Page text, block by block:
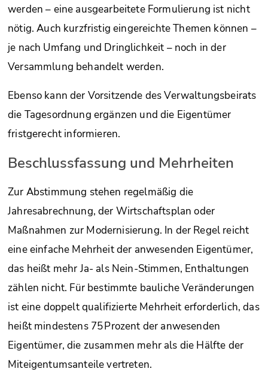
werden – eine ausgearbeitete Formulierung ist nicht
nötig. Auch kurzfristig eingereichte Themen können –
je nach Umfang und Dringlichkeit – noch in der
Versammlung behandelt werden.
Ebenso kann der Vorsitzende des Verwaltungsbeirats
die Tagesordnung ergänzen und die Eigentümer
fristgerecht informieren.
Beschlussfassung und Mehrheiten
Zur Abstimmung stehen regelmäßig die
Jahresabrechnung, der Wirtschaftsplan oder
Maßnahmen zur Modernisierung. In der Regel reicht
eine einfache Mehrheit der anwesenden Eigentümer,
das heißt mehr Ja- als Nein-Stimmen, Enthaltungen
zählen nicht. Für bestimmte bauliche Veränderungen
ist eine doppelt qualifizierte Mehrheit erforderlich, das
heißt mindestens 75 Prozent der anwesenden
Eigentümer, die zusammen mehr als die Hälfte der
Miteigentumsanteile vertreten.